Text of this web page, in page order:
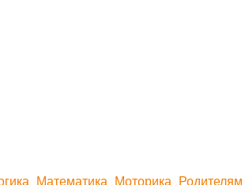
Математика Моторика Родителям